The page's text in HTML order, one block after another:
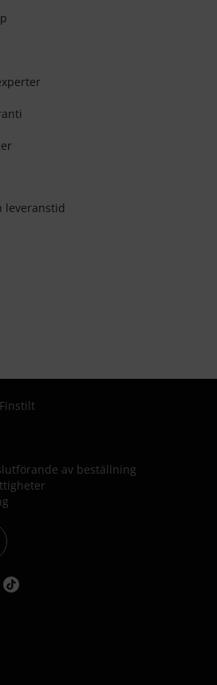
leveranstid
Finstilt
av beställning